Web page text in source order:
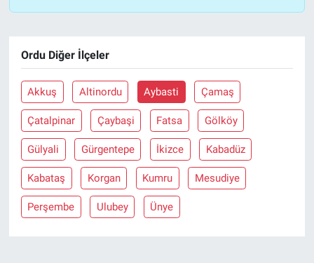
Ordu Diğer İlçeler
Akkuş Altinordu Aybasti Çamaş
Çatalpinar Çaybaşi Fatsa Gölköy
Gülyali Gürgentepe İkizce Kabadüz
Kabataş Korgan Kumru Mesudiye
Perşembe Ulubey Ünye